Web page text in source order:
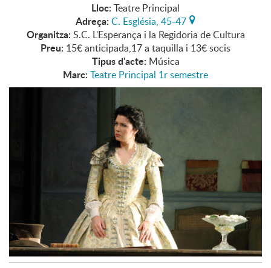
Lloc: Teatre Principal
Adreça: C. Església, 45-47
Organitza: S.C. L'Esperança i la Regidoria de Cultura
Preu: 15€ anticipada,17 a taquilla i 13€ socis
Tipus d'acte: Música
Marc: Teatre Principal 1r semestre